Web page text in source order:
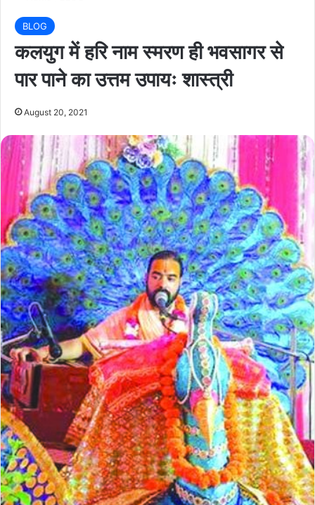
BLOG
कलयुग में हरि नाम स्मरण ही भवसागर से
पार पाने का उत्तम उपायः शास्त्री
August 20, 2021